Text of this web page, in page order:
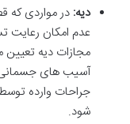
دیه: در مواردی که
عدم امکان
مجازات دیه تعیین
آسیب های
جراحات وارده
شود.